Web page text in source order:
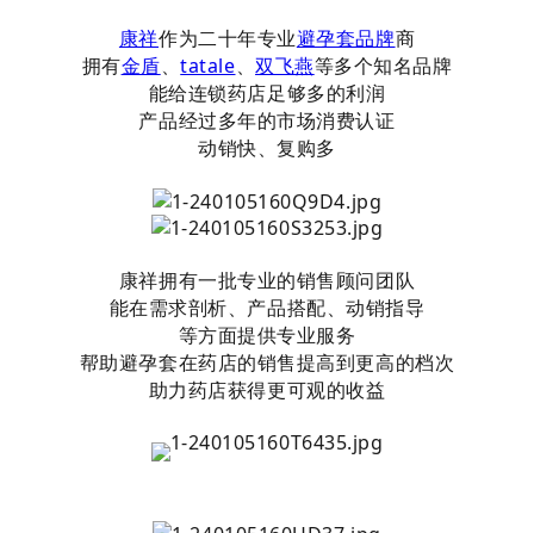
康祥作为二十年专业避孕套品牌商
拥有金盾、tatale、双飞燕等多个知名品牌
能给连锁药店足够多的利润
产品经过多年的市场消费认证
动销快、复购多
康祥拥有一批专业的销售顾问团队
能在需求剖析、产品搭配、动销指导
等方面提供专业服务
帮助避孕套在药店的销售提高到更高的档次
助力药店获得更可观的收益